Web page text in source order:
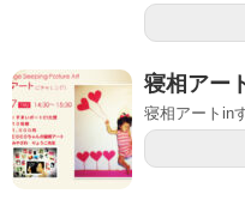
寝相アー
寝相アートin